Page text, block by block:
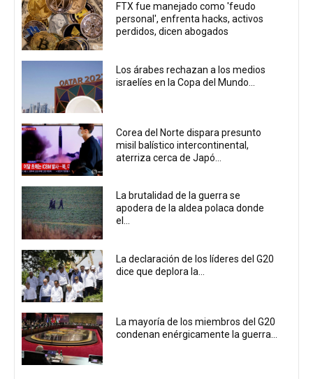
FTX fue manejado como 'feudo
personal', enfrenta hacks, activos
perdidos, dicen abogados
Los árabes rechazan a los medios
israelíes en la Copa del Mundo...
Corea del Norte dispara presunto
misil balístico intercontinental,
aterriza cerca de Japó...
La brutalidad de la guerra se
apodera de la aldea polaca donde
el...
La declaración de los líderes del G20
dice que deplora la...
La mayoría de los miembros del G20
condenan enérgicamente la guerra...